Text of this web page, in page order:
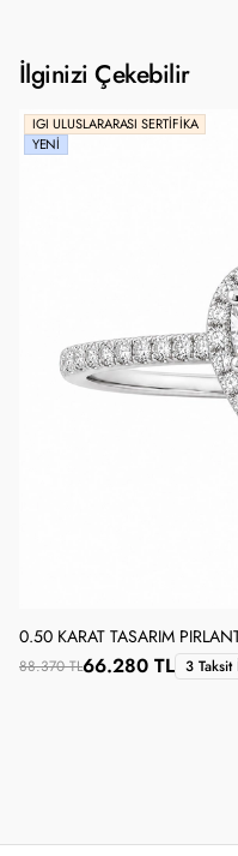
İlginizi Çekebilir
IGI ULUSLARARASI SERTIFIKA
YENI
0.50 KARAT TASARIM
88.370 TL66.280 TL 3 Taksit